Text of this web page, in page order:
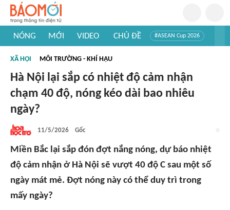
NÓNG MỚI VIDEO CHỦ ĐỀ #ASEAN Cup 2026
#Khám phá thế giới
XÃ HỘI MÔI TRƯỜNG - KHÍ HẬU
Hà Nội lại sắp có nhiệt độ cảm nhận
chạm 40 độ, nóng kéo dài bao nhiêu
ngày?
11/5/2026 Gốc
Miền Bắc lại sắp đón đợt nắng nóng, dự báo nhiệt
độ cảm nhận ở Hà Nội sẽ vượt 40 độ C sau một số
ngày mát mẻ. Đợt nóng này có thể duy trì trong
mấy ngày?